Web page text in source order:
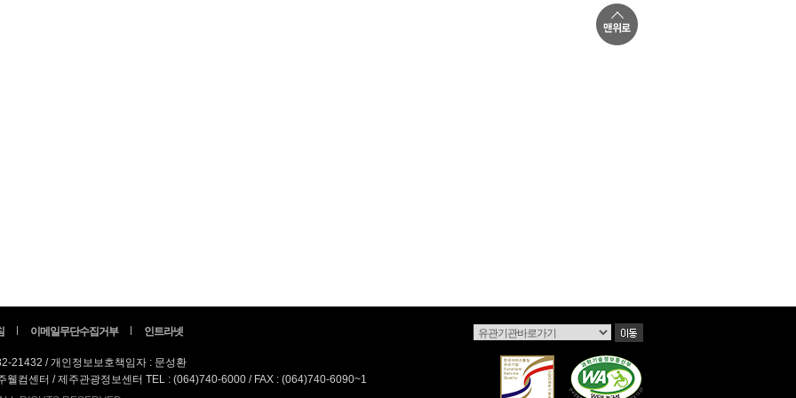
이메일무단수집거부 인트라넷
21432 / 개인정보보호책임자 : 문성환
컴센터 / 제주관광정보센터 TEL : (064)740-6000 / FAX : (064)740-6090~1